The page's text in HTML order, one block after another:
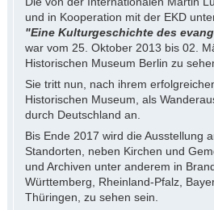
und in Kooperation mit der EKD
"Eine Kulturgeschichte des
war vom 25. Oktober 2013 bis 02.
Historischen Museum Berlin zu
Sie tritt nun, nach ihrem
Historischen Museum, als
durch Deutschland an.
Bis Ende 2017 wird die Ausstellung
Standorten, neben Kirchen und
und Archiven unter anderem in
Württemberg, Rheinland-Pfalz,
Thüringen, zu sehen sein.